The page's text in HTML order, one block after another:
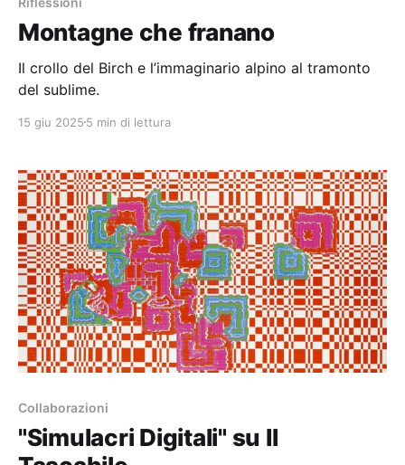
Montagne che franano
Il crollo del Birch e l’immaginario alpino al tramonto
del sublime.
15 giu 2025 5 min di lettura
Collaborazioni
"Simulacri Digitali" su Il